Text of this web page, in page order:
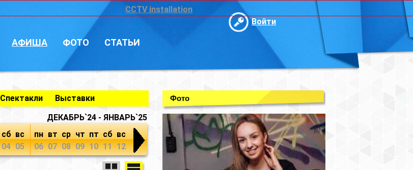
CCTV installation
Войти
АФИША ФОТО СТАТЬИ
Спектакли
Выставки
ДЕКАБРЬ`24 - ЯНВАРЬ`25
сб
04
вс
05
пн
06
вт
07
ср
08
чт
09
пт
10
сб
11
вс
12
Фото